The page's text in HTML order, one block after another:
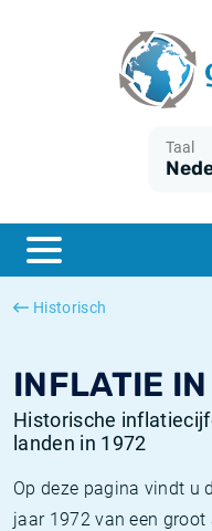
Taal
Historisch
INFLATIE
Historische
landen in 1972
Op deze pagina vindt u
jaar 1972 van een
ESTER
SONIA
Wat is CPI inflatie?
Wat is HICP inflatie?
Nederlandse inflatie - CPI
Amerikaanse inflatie - CPI
Euribor historie
SOFR historie
TONAR historie
Inflatiecalculator